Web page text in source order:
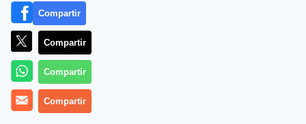
Compartir
Compartir
Compartir
Compartir